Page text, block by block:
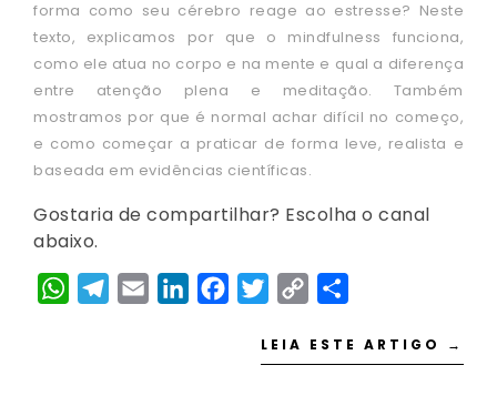
forma como seu cérebro reage ao estresse? Neste
texto, explicamos por que o mindfulness funciona,
como ele atua no corpo e na mente e qual a diferença
entre atenção plena e meditação. Também
mostramos por que é normal achar difícil no começo,
e como começar a praticar de forma leve, realista e
baseada em evidências científicas.
Gostaria de compartilhar? Escolha o canal
abaixo.
WhatsApp
Telegram
Email LinkedInFacebookTwitter
Copy
LEIA ESTE ARTIGO →